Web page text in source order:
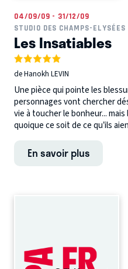
04/09/09 - 31/12/09
STUDIO DES CHAMPS-ELYSÉES
Les Insatiables
de Hanokh LEVIN
Une pièce qui pointe les
personnages vont chercher
vie à toucher le bonheur...
quoique ce soit de ce qu’ils
En savoir plus